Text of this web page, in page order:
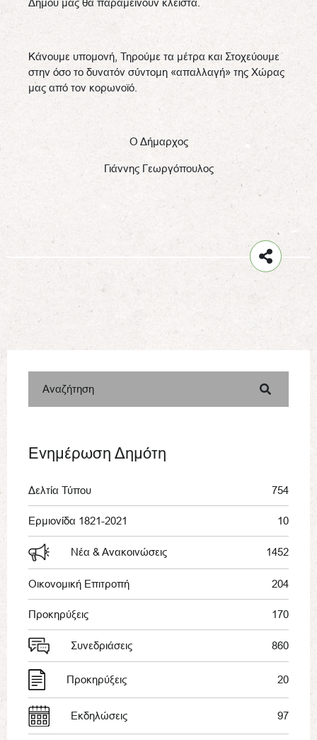
Δήμου μας θα παραμείνουν κλειστά.
Κάνουμε υπομονή, Τηρούμε τα μέτρα και Στοχεύουμε
στην όσο το δυνατόν σύντομη «απαλλαγή» της Χώρας
μας από τον κορωνοϊό.
Ο Δήμαρχος
Γιάννης Γεωργόπουλος
Αναζήτηση
Ενημέρωση Δημότη
Δελτία Τύπου 754
Ερμιονίδα 1821-2021 10
Νέα & Ανακοινώσεις 1452
Οικονομική Επιτροπή 204
Προκηρύξεις 170
Συνεδριάσεις 860
Προκηρύξεις 20
Εκδηλώσεις 97